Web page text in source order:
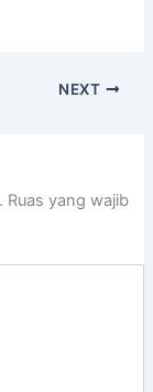
NEXT
Ruas yang wajib